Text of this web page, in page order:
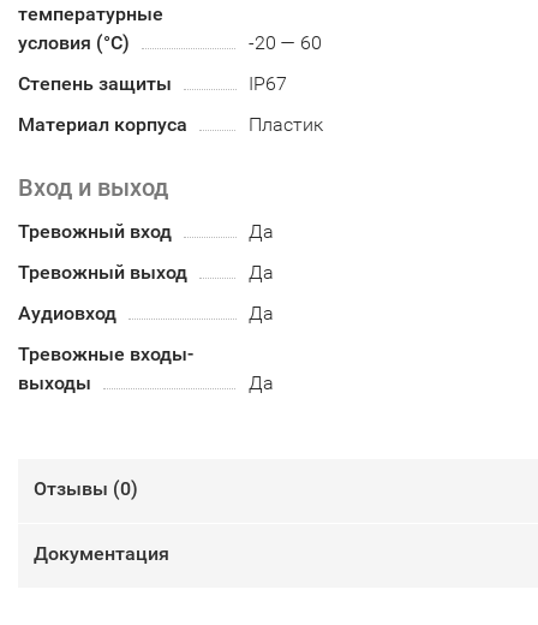
температурные
условия (°С)
-20 — 60
Степень защиты
IP67
Материал корпуса
Пластик
Вход и выход
Тревожный вход
Да
Тревожный выход
Да
Аудиовход
Да
Тревожные входы-
выходы
Да
Отзывы (0)
Документация